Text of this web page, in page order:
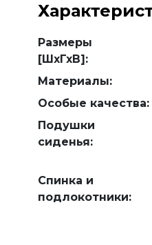
Размеры
[ШхГхВ]:
Материалы:
Особые качества:
Подушки
сиденья:
Спинка и
подлокотники: